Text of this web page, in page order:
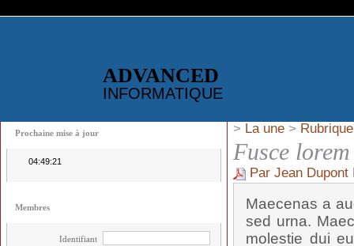
ADVANCED
INFORMATIQUE
Prochaine mise à jour
04:49:21
Membres
Identifiant
> La une >
Fusce
Par Jean Dupont
Maecenas a
sed urna.
molestie dui